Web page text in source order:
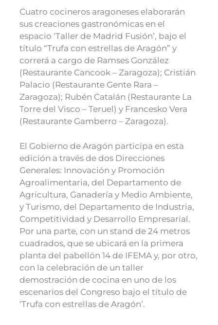
Cuatro cocineros aragoneses elaborarán
sus creaciones gastronómicas en el
espacio ‘Taller de Madrid Fusión’, bajo el
título “Trufa con estrellas de Aragón” y
correrá a cargo de Ramses González
(Restaurante Cancook – Zaragoza); Cristián
Palacio (Restaurante Gente Rara –
Zaragoza); Rubén Catalán (Restaurante La
Torre del Visco – Teruel) y Francesko Vera
(Restaurante Gamberro – Zaragoza).
El Gobierno de Aragón participa en esta
edición a través de dos Direcciones
Generales: Innovación y Promoción
Agroalimentaria, del Departamento de
Agricultura, Ganadería y Medio Ambiente,
y Turismo, del Departamento de Industria,
Competitividad y Desarrollo Empresarial.
Por una parte, con un stand de 24 metros
cuadrados, que se ubicará en la primera
planta del pabellón 14 de IFEMA y, por otro,
con la celebración de un taller
demostración de cocina en uno de los
escenarios del Congreso bajo el título de
‘Trufa con estrellas de Aragón’.